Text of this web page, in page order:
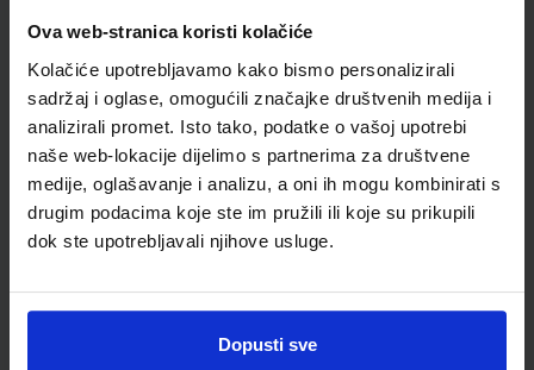
Ova web-stranica koristi kolačiće
Kolačiće upotrebljavamo kako bismo personalizirali
sadržaj i oglase, omogućili značajke društvenih medija i
analizirali promet. Isto tako, podatke o vašoj upotrebi
naše web-lokacije dijelimo s partnerima za društvene
medije, oglašavanje i analizu, a oni ih mogu kombinirati s
drugim podacima koje ste im pružili ili koje su prikupili
dok ste upotrebljavali njihove usluge.
Dopusti sve
Newsletter prijava
Prijavite se kako bi primali informacije o novim
proizvodima i uslugama, akcijama i drugim
pogodnostima